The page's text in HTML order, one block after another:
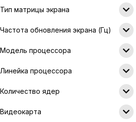
Тип матрицы экрана
Частота обновления экрана (Гц)
Модель процессора
Линейка процессора
Количество ядер
Видеокарта